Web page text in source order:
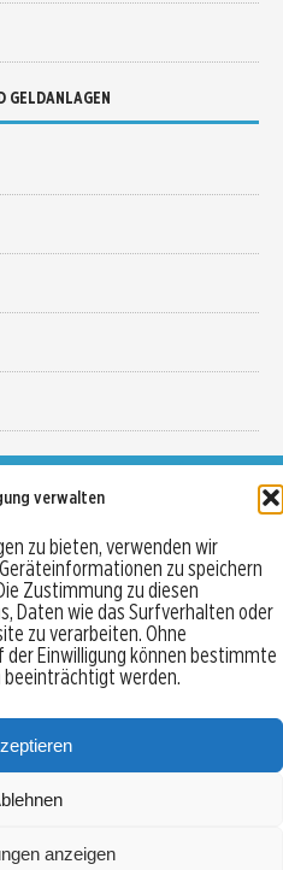
verwalten
zu bieten, verwenden wir
zu speichern
Zustimmung zu diesen
Daten wie das Surfverhalten oder
zu verarbeiten. Ohne
Einwilligung können bestimmte
werden.
anzeigen
GELDANLAGEN
Social Media Kanäle sind eine
global.de GmbH